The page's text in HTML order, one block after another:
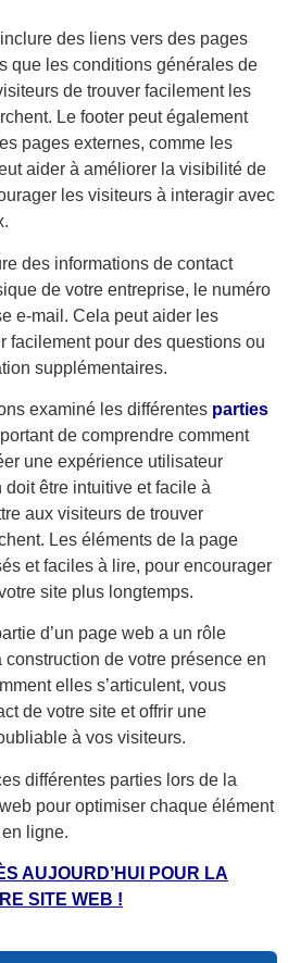
des liens vers des pages
que les conditions générales de
de trouver facilement les
Le footer peut également
pages externes, comme les
aider à améliorer la visibilité de
les visiteurs à interagir avec
des informations de contact
de votre entreprise, le numéro
e-mail. Cela peut aider les
facilement pour des questions ou
supplémentaires.
examiné les différentes parties
de comprendre comment
une expérience utilisateur
être intuitive et facile à
aux visiteurs de trouver
Les éléments de la page
et faciles à lire, pour encourager
site plus longtemps.
d’un page web a un rôle
de votre présence en
elles s’articulent, vous
de votre site et offrir une
à vos visiteurs.
différentes parties lors de la
pour optimiser chaque élément
ligne.
AUJOURD’HUI POUR LA
SITE WEB !